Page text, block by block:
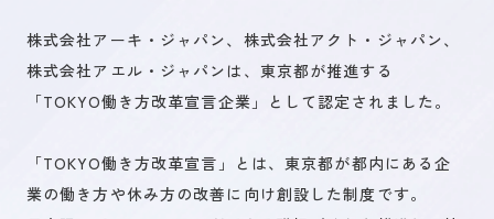
株式会社アーキ・ジャパン、株式会社アクト・ジャパン、
株式会社アエル・ジャパンは、東京都が推進する
「TOKYO働き方改革宣言企業」として認定されました。
「TOKYO働き方改革宣言」とは、東京都が都内にある企
業の働き方や休み方の改善に向け創設した制度です。